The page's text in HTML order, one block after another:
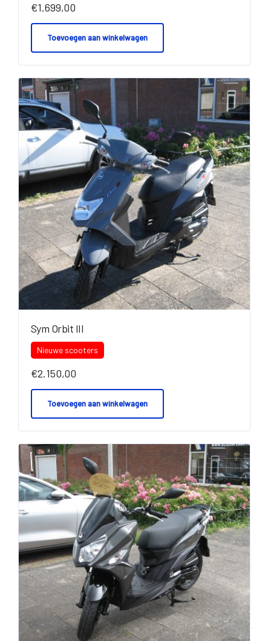
€1.699,00
Toevoegen aan winkelwagen
Sym Orbit III
Nieuwe scooters
€2.150,00
Toevoegen aan winkelwagen